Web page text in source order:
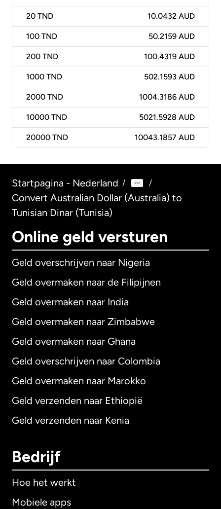
20 TND 10.0432 AUD
100 TND 50.2159 AUD
200 TND 100.4319 AUD
1000 TND 502.1593 AUD
2000 TND 1004.3186 AUD
10000 TND 5021.5928 AUD
20000 TND 10043.1857 AUD
Startpagina - Nederland / /
Convert Australian Dollar (Australia) to
Tunisian Dinar (Tunisia)
Online geld versturen
Geld overschrijven naar Nigeria
Geld overmaken naar de Filipijnen
Geld overmaken naar India
Geld overmaken naar Zimbabwe
Geld overmaken naar Ghana
Geld overschrijven naar Colombia
Geld overmaken naar Marokko
Geld verzenden naar Ethiopië
Geld verzenden naar Kenia
Bedrijf
Hoe het werkt
Mobiele apps